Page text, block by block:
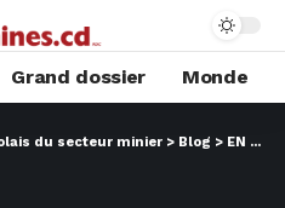
Grand dossier Monde
du secteur minier > Blog > EN CONTINU